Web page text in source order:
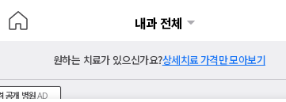
내과 전체
원하는 치료가 있으신가요?상세치료 가격만 모아보기
공개 병원AD